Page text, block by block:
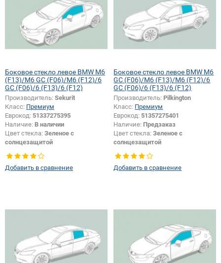
Боковое стекло левое BMW M6
(F13)/M6 GC (F06)/M6 (F12)/6
GC (F06)/6 (F13)/6 (F12)
Производитель: Sekurit
Класс: Премиум
Еврокод: 51337275395
Наличие: В наличии
Цвет стекла: Зеленое с
солнцезащитой
Добавить в сравнение
Боковое стекло левое BMW M6
GC (F06)/M6 (F13)/M6 (F12)/6
GC (F06)/6 (F13)/6 (F12)
Производитель: Pilkington
Класс: Премиум
Еврокод: 51357275401
Наличие: Предзаказ
Цвет стекла:Зеленое с
солнцезащитой
Добавить в сравнение